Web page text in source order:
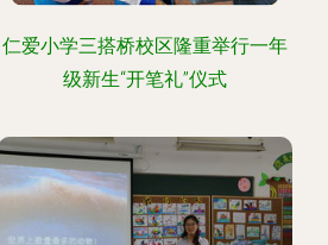
仁爱小学三搭桥校区隆重举行一年
级新生“开笔礼”仪式